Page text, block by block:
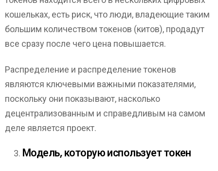
кошельках, есть риск, что люди, владеющие таким
большим количеством токенов (китов), продадут
все сразу после чего цена повышается.
Распределение и распределение токенов
являются ключевыми важными показателями,
поскольку они показывают, насколько
децентрализованным и справедливым на самом
деле является проект.
Модель, которую использует токен